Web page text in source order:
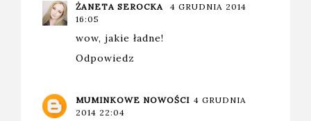
ŻANETA SEROCKA
4 GRUDNIA 2014
16:05
wow, jakie ładne!
Odpowiedz
MUMINKOWE NOWOŚCI 4 GRUDNIA
2014 22:04